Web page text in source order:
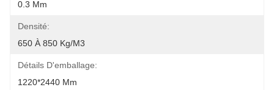
0.3 Mm
Densité:
650 À 850 Kg/m3
Détails D'emballage:
1220*2440 Mm